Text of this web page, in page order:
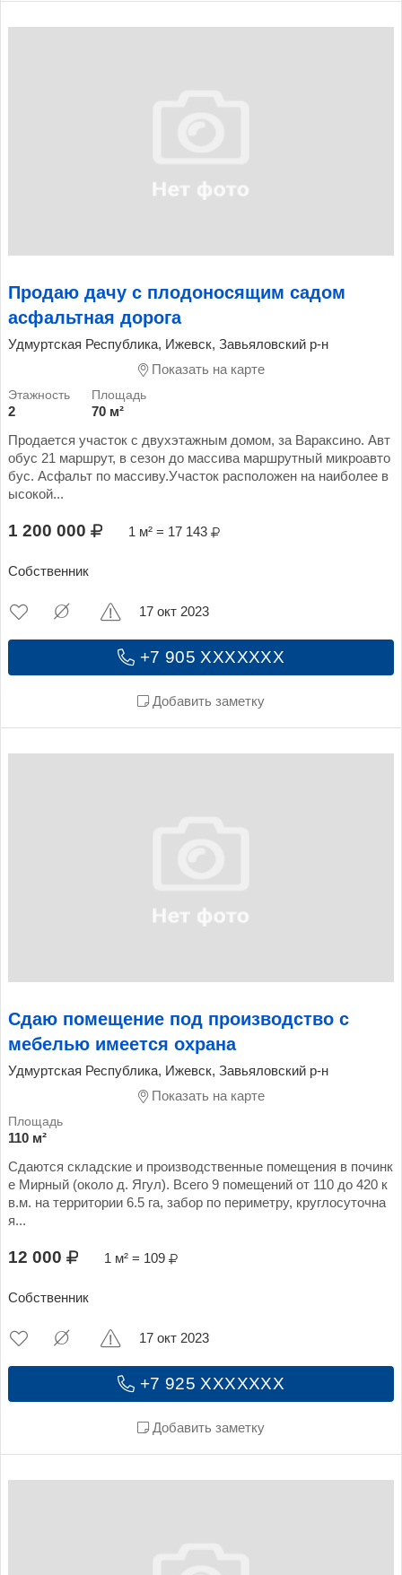
Продаю дачу с плодоносящим садом
асфальтная дорога
Удмуртская Республика, Ижевск, Завьяловский р-н
Показать на карте
2
70 м²
Продается участок с двухэтажным домом, за Вараксино. Авт
обус 21 маршрут, в сезон до массива маршрутный микроавто
бус. Асфальт по массиву.Участок расположен на наиболее в
ысокой...
1 200 000 1 м² = 17 143
Собственник
+7 905 XXXXXXX
Добавить заметку
17 окт 2023
Сдаю помещение под производство с
мебелью имеется охрана
Удмуртская Республика, Ижевск, Завьяловский р-н
Показать на карте
110 м²
Сдаются складские и производственные помещения в починк
е Мирный (около д. Ягул). Всего 9 помещений от 110 до 420 к
в.м. на территории 6.5 га, забор по периметру, круглосуточна
я...
12 000 1 м² = 109
Собственник
+7 925 XXXXXXX
Добавить заметку
17 окт 2023